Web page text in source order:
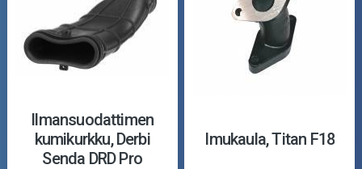
Ilmansuodattimen
kumikurkku, Derbi
Senda DRD Pro
Imukaula, Titan F18